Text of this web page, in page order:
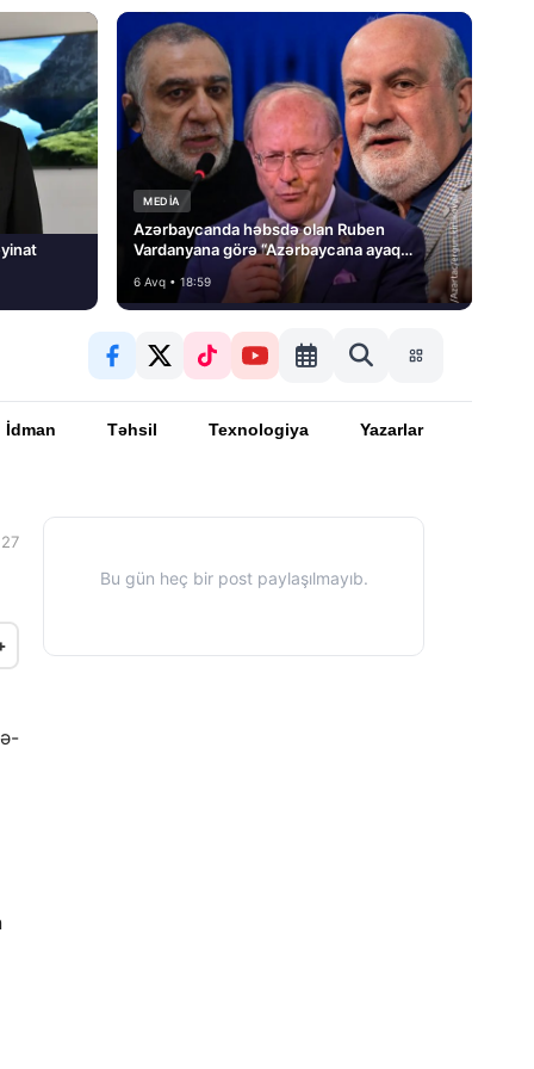
MEDİA
Azərbaycanda həbsdə olan Ruben
Vardanyana görə “Azərbaycana ayaq
basmayacağını” dedi və…
6 Avq • 18:59
İdman Təhsil Texnologiya Yazarlar
Bu gün heç bir post paylaşılmayıb.